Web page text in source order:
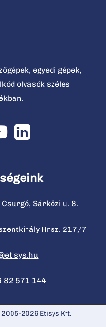
egyedi gépek,
olvasók széles
Sárközi u. 8.
Hrsz. 217/7
82 571 144
2026 Etisys Kft.